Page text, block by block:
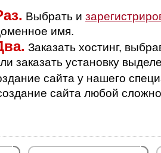
Выбрать и
имя.
Заказать хостинг,
заказать установку
сайта у нашего
сайта любой